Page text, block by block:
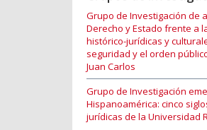
Grupo de Investigación de
Derecho y Estado frente a
histórico-jurídicas y
seguridad y el orden
Juan Carlos
Grupo de Investigación
Hispanoamérica: cinco
jurídicas de la Universidad